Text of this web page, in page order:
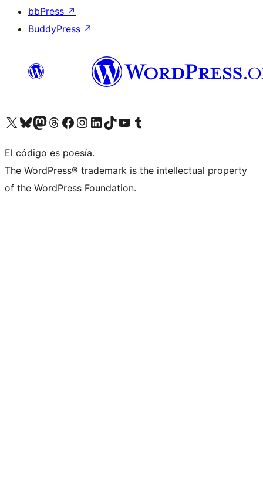
bbPress ↗
BuddyPress ↗
Visitá nuestra cuenta de X (anteriormente Twitter)
Visitá nuestra cuenta de Bluesky
Visitá nuestra cuenta de Mastodon
Visitá nuestra cuenta de Threads
Visitá nuestra página de Facebook
Visitá nuestra cuenta de Instagram
Visitá nuestra cuenta de LinkedIn
Visitá nuestra cuenta de TikTok
Visitá nuestro canal de YouTube
Visitá nuestra cuenta de Tumblr
El código es poesía.
The WordPress® trademark is the intellectual property
of the WordPress Foundation.